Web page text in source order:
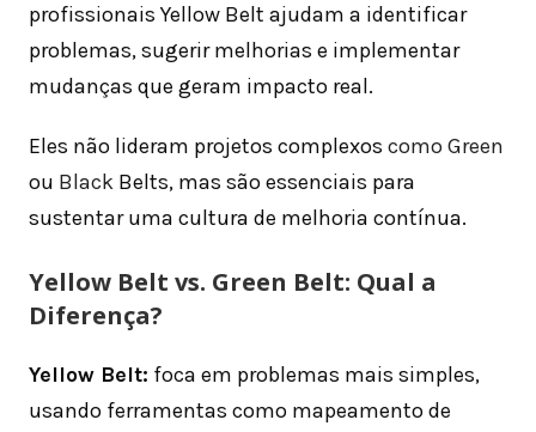
profissionais Yellow Belt ajudam a identificar
problemas, sugerir melhorias e implementar
mudanças que geram impacto real.
Eles não lideram projetos complexos como Green
ou Black Belts, mas são essenciais para
sustentar uma cultura de melhoria contínua.
Yellow Belt vs. Green Belt: Qual a
Diferença?
Yellow Belt: foca em problemas mais simples,
usando ferramentas como mapeamento de